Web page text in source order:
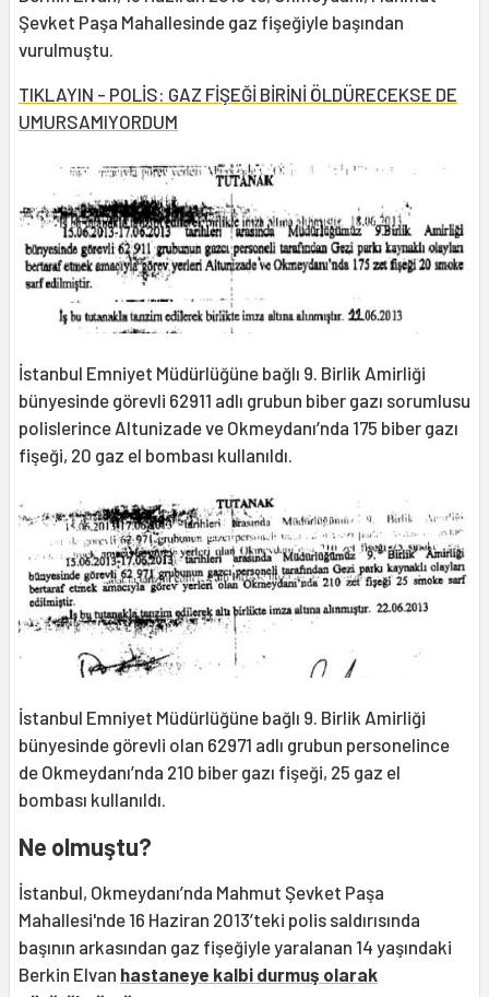
Şevket Paşa Mahallesinde gaz fişeğiyle başından
vurulmuştu.
TIKLAYIN - POLİS: GAZ FİŞEĞİ BİRİNİ ÖLDÜRECEKSE DE
UMURSAMIYORDUM
İstanbul Emniyet Müdürlüğüne bağlı 9. Birlik Amirliği
bünyesinde görevli 62911 adlı grubun biber gazı sorumlusu
polislerince Altunizade ve Okmeydanı’nda 175 biber gazı
fişeği, 20 gaz el bombası kullanıldı.
İstanbul Emniyet Müdürlüğüne bağlı 9. Birlik Amirliği
bünyesinde görevli olan 62971 adlı grubun personelince
de Okmeydanı’nda 210 biber gazı fişeği, 25 gaz el
bombası kullanıldı.
Ne olmuştu?
İstanbul, Okmeydanı’nda Mahmut Şevket Paşa
Mahallesi'nde 16 Haziran 2013’teki polis saldırısında
başının arkasından gaz fişeğiyle yaralanan 14 yaşındaki
Berkin Elvan hastaneye kalbi durmuş olarak